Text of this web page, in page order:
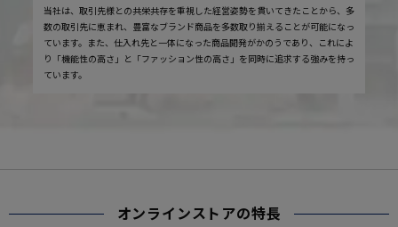
当社は、取引先様との共栄共存を重視した経営姿勢を貫いてきたことから、多
数の取引先に恵まれ、豊富なブランド商品を多数取り揃えることが可能になっ
ています。また、仕入れ先と一体になった商品開発がかのうであり、これによ
り「機能性の高さ」と「ファッション性の高さ」を同時に追求する強みを持っ
ています。
オンラインストアの特長